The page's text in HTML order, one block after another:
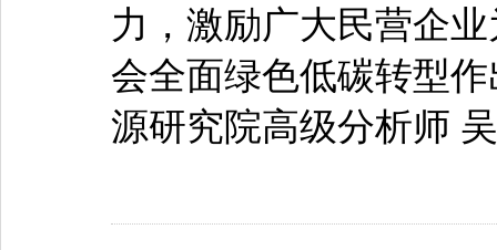
力，激励广大民营企
会全面绿色低碳转型
源研究院高级分析师